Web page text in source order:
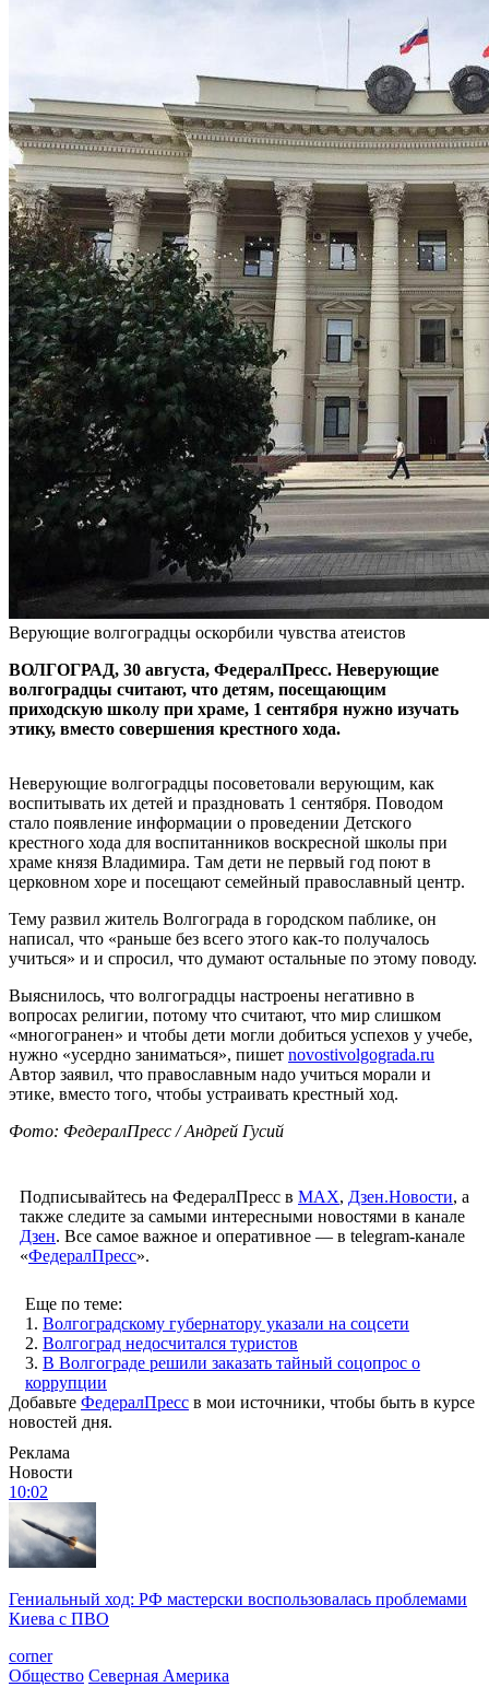
Верующие волгоградцы оскорбили чувства атеистов
ВОЛГОГРАД, 30 августа, ФедералПресс. Неверующие
волгоградцы считают, что детям, посещающим
приходскую школу при храме, 1 сентября нужно изучать
этику, вместо совершения крестного хода.
Неверующие волгоградцы посоветовали верующим, как
воспитывать их детей и праздновать 1 сентября. Поводом
стало появление информации о проведении Детского
крестного хода для воспитанников воскресной школы при
храме князя Владимира. Там дети не первый год поют в
церковном хоре и посещают семейный православный центр.
Тему развил житель Волгограда в городском паблике, он
написал, что «раньше без всего этого как-то получалось
учиться» и и спросил, что думают остальные по этому поводу.
Выяснилось, что волгоградцы настроены негативно в
вопросах религии, потому что считают, что мир слишком
«многогранен» и чтобы дети могли добиться успехов у учебе,
нужно «усердно заниматься», пишет novostivolgograda.ru
Автор заявил, что православным надо учиться морали и
этике, вместо того, чтобы устраивать крестный ход.
Фото: ФедералПресс / Андрей Гусий
Подписывайтесь на ФедералПресс в МАХ, Дзен.Новости, а
также следите за самыми интересными новостями в канале
Дзен. Все самое важное и оперативное — в telegram-канале
«ФедералПресс».
Еще по теме:
1. Волгоградскому губернатору указали на соцсети
2. Волгоград недосчитался туристов
3. В Волгограде решили заказать тайный соцопрос о
коррупции
Добавьте ФедералПресс в мои источники, чтобы быть в курсе
новостей дня.
Реклама
Новости
10:02
Гениальный ход: РФ мастерски воспользовалась проблемами
Киева с ПВО
corner
Общество Северная Америка